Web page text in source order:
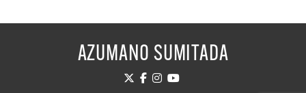
AZUMANO SUMITADA